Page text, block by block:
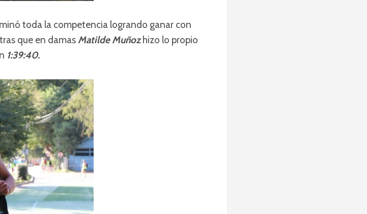
toda la competencia logrando ganar con
que en damas Matilde Muñozhizo lo propio
1:39:40.